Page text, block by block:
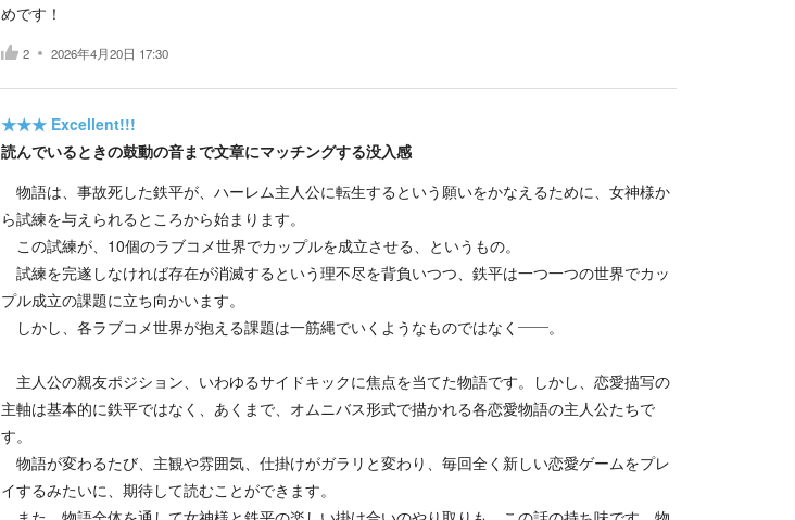
めです！
2 2026年4月20日 17:30
★★★ Excellent!!!
読んでいるときの鼓動の音まで文章にマッチングする没入感
物語は、事故死した鉄平が、ハーレム主人公に転生するという願いをかなえるために、女神様か
ら試練を与えられるところから始まります。
この試練が、10個のラブコメ世界でカップルを成立させる、というもの。
試練を完遂しなければ存在が消滅するという理不尽を背負いつつ、鉄平は一つ一つの世界でカッ
プル成立の課題に立ち向かいます。
しかし、各ラブコメ世界が抱える課題は一筋縄でいくようなものではなく――。
主人公の親友ポジション、いわゆるサイドキックに焦点を当てた物語です。しかし、恋愛描写の
主軸は基本的に鉄平ではなく、あくまで、オムニバス形式で描かれる各恋愛物語の主人公たちで
す。
物語が変わるたび、主観や雰囲気、仕掛けがガラリと変わり、毎回全く新しい恋愛ゲームをプレ
イするみたいに、期待して読むことができます。